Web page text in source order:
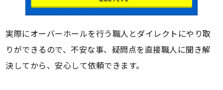
実際にオーバーホールを行う職人とダイレクトにやり取
りができるので、不安な事、疑問点を直接職人に聞き解
決してから、安心して依頼できます。